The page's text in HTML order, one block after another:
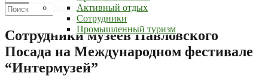
Активный отдых
Фермы
Промышленный туризм
Контакты
Сотрудники
Поиск
Искать:
Поиск
Сотрудники музеев Павловского
Посада на Международном фестивале
“Интермузей”